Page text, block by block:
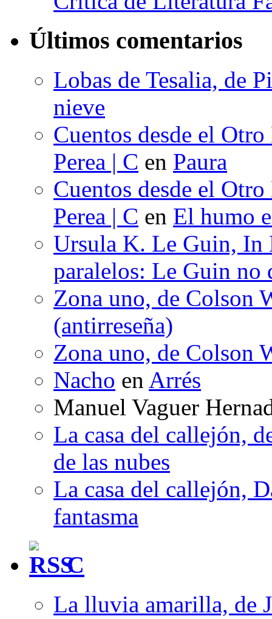
Últimos comentarios
Lobas de Tesalia, de
nieve
Cuentos desde el
Perea | C en Paura
Cuentos desde el
Perea | C en El humo
Ursula K. Le Guin, In
paralelos: Le Guin no
Zona uno, de Colson
(antirreseña)
Zona uno, de Colson
Nacho en Arrés
Manuel Vaguer
La casa del callejón,
de las nubes
La casa del callejón,
fantasma
C
La lluvia amarilla, de